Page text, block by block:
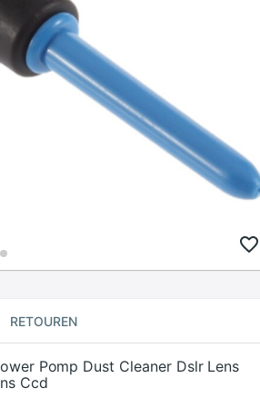
RETOUREN
Pomp Dust Cleaner Dslr Lens
Ccd